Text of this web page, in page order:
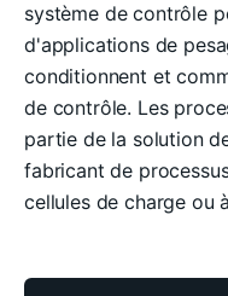
système de contrôle
d'applications de
conditionnent et
de contrôle. Les
partie de la solution
fabricant de
cellules de charge ou